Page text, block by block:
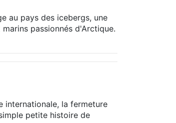
au pays des icebergs, une
passionnés d'Arctique.
internationale, la fermeture
petite histoire de